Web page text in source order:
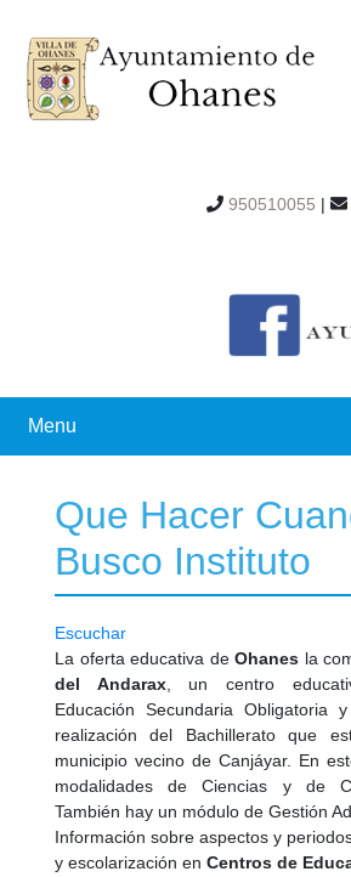
950510055 |
Menu
Que Hacer
Busco Instituto
Escuchar
La oferta educativa deOhanes la
del Andarax, un centro
Educación Secundaria Obligatoria
realización del Bachillerato que
municipio vecino de Canjáyar. En
modalidades de Ciencias y de
También hay un módulo de Gestión
Información sobre aspectos y
y escolarización en Centros de